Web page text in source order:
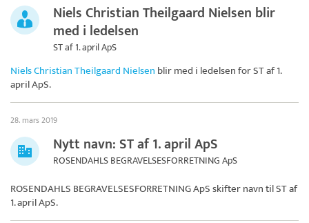
Niels Christian Theilgaard Nielsen blir
med i ledelsen
ST af 1. april ApS
Niels Christian Theilgaard Nielsen blir med i ledelsen forST af 1.
april ApS.
28. mars 2019
Nytt navn: ST af 1. april ApS
ROSENDAHLS BEGRAVELSESFORRETNING ApS
ROSENDAHLS BEGRAVELSESFORRETNING ApS skifter navn tilST af
1. april ApS.